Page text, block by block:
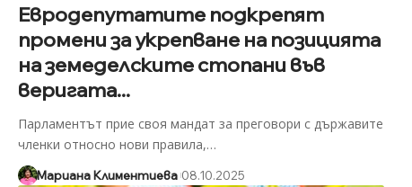
Евродепутатите подкрепят
промени за укрепване на позицията
на земеделските стопани във
веригата...
Парламентът прие своя мандат за преговори с държавите
членки относно нови правила,…
Мариана Климентиева 08.10.2025